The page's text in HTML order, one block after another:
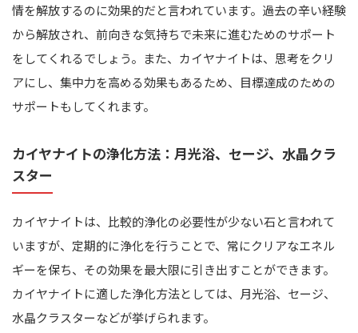
情を解放するのに効果的だと言われています。過去の辛い経験
から解放され、前向きな気持ちで未来に進むためのサポート
をしてくれるでしょう。また、カイヤナイトは、思考をクリ
アにし、集中力を高める効果もあるため、目標達成のための
サポートもしてくれます。
カイヤナイトの浄化方法：月光浴、セージ、水晶クラ
スター
カイヤナイトは、比較的浄化の必要性が少ない石と言われて
いますが、定期的に浄化を行うことで、常にクリアなエネル
ギーを保ち、その効果を最大限に引き出すことができます。
カイヤナイトに適した浄化方法としては、月光浴、セージ、
水晶クラスターなどが挙げられます。